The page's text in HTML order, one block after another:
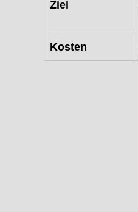
Ziel
Kosten